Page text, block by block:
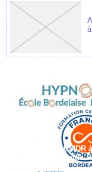
Formation en EMDR à
Bordeaux - Gironde -